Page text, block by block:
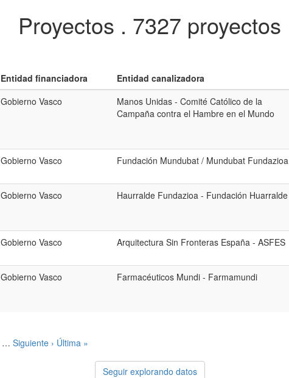
Proyectos . 7327 proyectos
Entidad financiadora Entidad canalizadora
Gobierno Vasco
Manos Unidas - Comité Católico de la
Campaña contra el Hambre en el Mundo
Gobierno Vasco Fundación Mundubat / Mundubat Fundazioa
Gobierno Vasco Haurralde Fundazioa - Fundación Huarralde
Gobierno Vasco Arquitectura Sin Fronteras España - ASFES
Gobierno Vasco Farmacéuticos Mundi - Farmamundi
… Siguiente › Última »
Seguir explorando datos